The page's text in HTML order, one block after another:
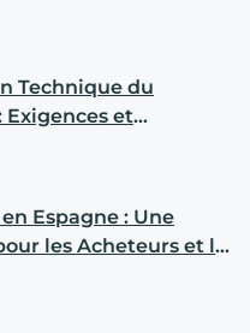
Technique du
Exigences et
et les Vendeurs
Espagne : Une
les Acheteurs et les